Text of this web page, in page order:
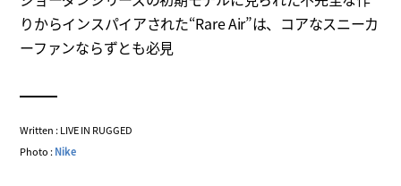
りからインスパイアされた“Rare Air”は、コアなスニーカ
ーファンならずとも必見
Written : LIVE IN RUGGED
Photo :Nike